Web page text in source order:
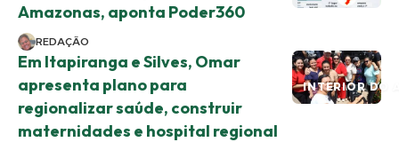
Amazonas, aponta Poder360
REDAÇÃO
INTERIOR DO
Em Itapiranga e Silves, Omar
apresenta plano para
regionalizar saúde, construir
maternidades e hospital regional